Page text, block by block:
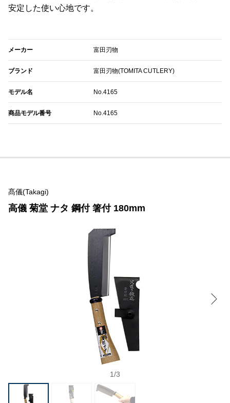
安定した使い心地です。
メーカー 富田刃物
ブランド 富田刃物(TOMITA CUTLERY)
モデル名 No.4165
商品モデル番号 No.4165
髙儀(Takagi)
高儀 菊堂 ナタ 鋼付 箸付 180mm
1/3